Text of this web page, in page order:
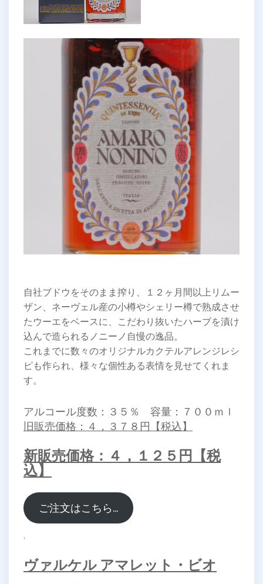
自社ブドウをそのまま搾り、１２ヶ月間以上リムー
ザン、ネーヴェル産の小樽やシェリー樽で熟成させ
たウーエをベースに、こだわり抜いたハーブを漬け
込んで造られるノニーノ自慢の逸品。
これまでに数々のオリジナルカクテルアレンジレシ
ピも作られ、様々な個性ある表情を見せてくれま
す。
アルコール度数：３５％ 容量：７００ｍｌ
旧販売価格：４，３７８円【税込】
新販売価格：４，１２５円【税
込】
ご注文はこちら…
.
ヴァルケル アマレット・ビオ